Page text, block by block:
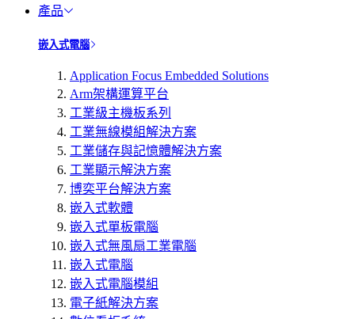
產品
嵌入式電腦
Application Focus Embedded Solutions
Arm架構運算平台
工業級主機板系列
工業無線模組解決方案
工業儲存與記憶體解決方案
工業顯示解決方案
博奕平台解決方案
嵌入式軟體
嵌入式單板電腦
嵌入式無風扇工業電腦
嵌入式電腦
嵌入式電腦模組
電子紙解決方案